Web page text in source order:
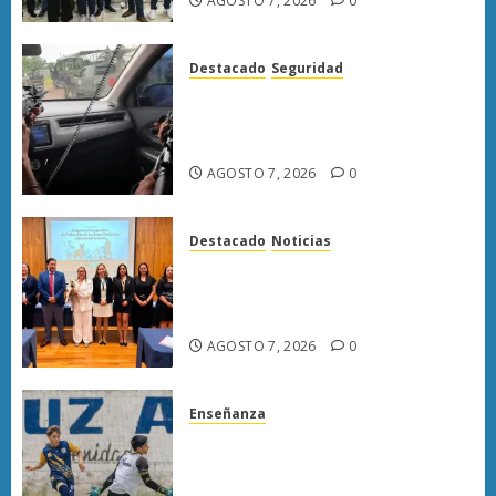
Destacado Seguridad
AGOSTO 7, 2026 0
Destacado Noticias
AGOSTO 7, 2026 0
Enseñanza